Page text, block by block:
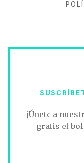
¡Únete a
gratis el